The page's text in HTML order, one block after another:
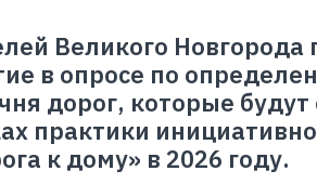
Великого
в опросе по
дорог, которые
практики
к дому» в 2026 году.